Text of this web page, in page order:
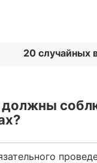
20 случайных